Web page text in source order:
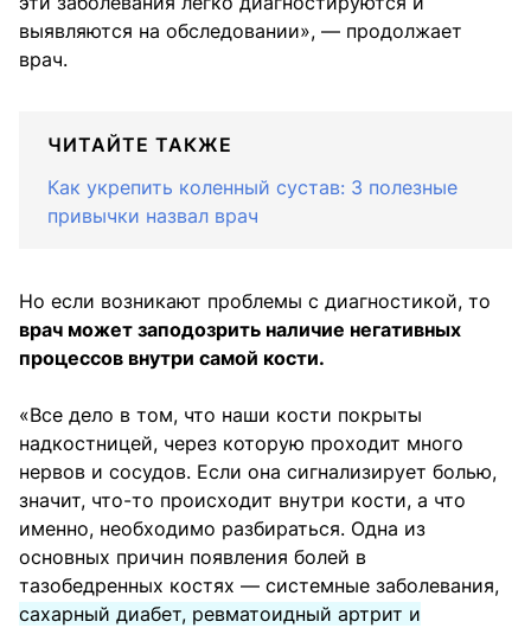
выявляются на обследовании», — продолжает
врач.
ЧИТАЙТЕ ТАКЖЕ
Как укрепить коленный сустав: 3 полезные
привычки назвал врач
Но если возникают проблемы с диагностикой, то
врач может заподозрить наличие негативных
процессов внутри самой кости.
«Все дело в том, что наши кости покрыты
надкостницей, через которую проходит много
нервов и сосудов. Если она сигнализирует болью,
значит, что-то происходит внутри кости, а что
именно, необходимо разбираться. Одна из
основных причин появления болей в
тазобедренных костях — системные заболевания,
сахарный диабет, ревматоидный артрит и